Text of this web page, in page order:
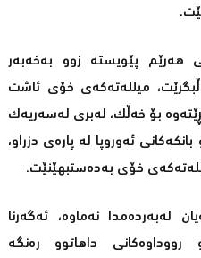
پێویستە زوو بەخەبەر
میللەتەکەی خۆی ئاشت
بۆ خەڵک، لەبری لەسەریەک
ئەوروپا لە پارەی دزراو،
خۆی بەدەستبهێنێت.
لەبەردەمدا نەماوە، ئەگەرنا
داهاتوو رەنگە